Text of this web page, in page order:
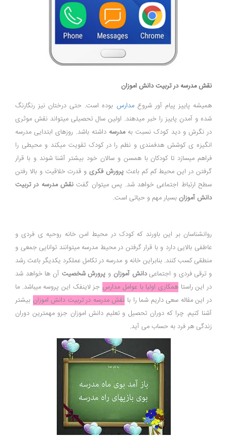
نقش مدرسه در تربیت دانش اموزان
همیشه پاییز پیام آور شروعمدارس بوده است. حتی درختان نیز رنگارنگ
شده و آمدن پاییز را خبر میدهند. اولین سال تحصیلی میتواند نقش موثری
در نگرش و دید کودک نسبت بهمدرسه داشته باشد. روزهای ابتدایی مدرسه
انگیزه ی کوشش هدفمندی و نظم را در کودک تقویت میکند و محیطی را
فراهم میسازد تا کودکان با همسن و سالان خود بیشتر آشنا شوند و با قرار
گرفتن در این محیط کم کم باعث پرورش فکریو قدرت خلاقیت و بالا رفتن
سطح ارتباط اجتماعی خواهد شد. پس میتوان گفت نقش مدرسه در تربیت
دانش آموزان بسیار مهم و حیاتی است.
روانشناسان بر این باورند که کودک در محیط امن خانه روحیه ی فردی و
عاطفی بالایی دارد و با قرار گرفتن در محیط مدرسه میتوانند توانایی جمعی و
منطقی کسب کنند. بنابراین خانه و مدرسه در تکامل عملکرد یکدیگر باعث رشد
و ترقی فردی و اجتماعیدانش آموزان و پرورش شخصیت آن ها خواهد شد
در این راستاهمکاری اولیا با عوامل مدارسجز لاینفک این پروسه میباشد. ما
در این مقاله سعی داریم شما را با نقش مدرسه در تربیت دانش اموزان بیشتر
آشنا کنیم. چرا که دوران تحصیل و تعلیم دانش اموزان جزو مهمترین دوران
زندگی هر فرد به حساب می آید.